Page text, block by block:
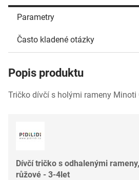
Parametry
Často kladené otázky
Popis produktu
Tričko dívčí s holými rameny Minoti
Dívčí tričko s odhalenými
růžové - 3-4let